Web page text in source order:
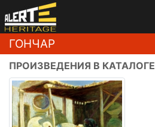
ГОНЧАР
ПРОИЗВЕДЕНИЯ В КАТАЛОГЕ